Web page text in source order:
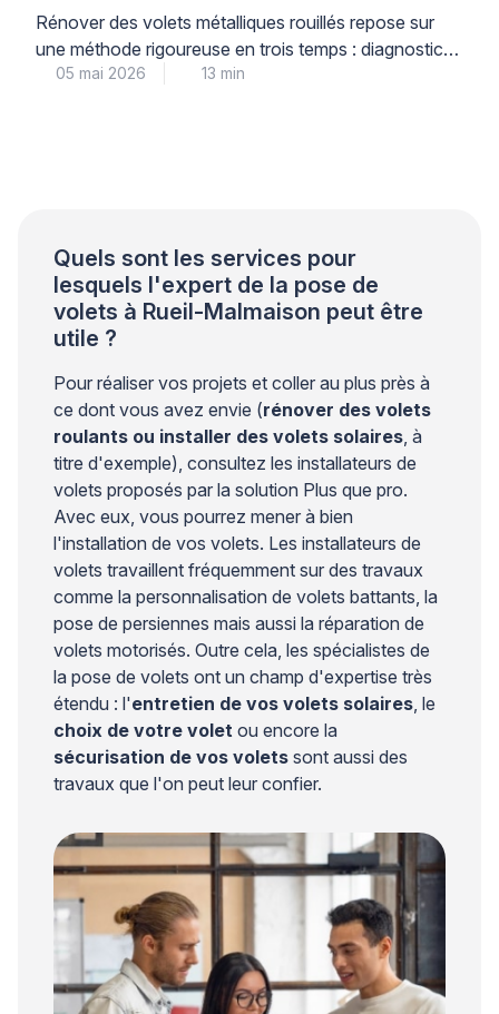
Rénover des volets métalliques rouillés repose sur
une méthode rigoureuse en trois temps : diagnostic
précis du niveau de corrosion, décapage adapté au
05 mai 2026 13 min
Quels sont les services pour
lesquels l'expert de la pose de
volets à Rueil-Malmaison peut être
utile ?
Pour réaliser vos projets et coller au plus près à
ce dont vous avez envie (rénover des volets
roulants ou installer des volets solaires, à
titre d'exemple), consultez les installateurs de
volets proposés par la solution Plus que pro.
Avec eux, vous pourrez mener à bien
l'installation de vos volets. Les installateurs de
volets travaillent fréquemment sur des travaux
comme la personnalisation de volets battants, la
pose de persiennes mais aussi la réparation de
volets motorisés. Outre cela, les spécialistes de
la pose de volets ont un champ d'expertise très
étendu : l'entretien de vos volets solaires, le
choix de votre volet ou encore la
sécurisation de vos volets sont aussi des
travaux que l'on peut leur confier.